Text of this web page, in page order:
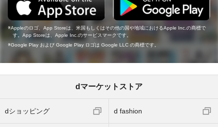
Appleのロゴ、App Storeは、米国もしくはその他の国や地域におけるApple Inc.の商標で
す。App Storeは、Apple Inc.のサービスマークです。
Google Play および Google Play ロゴは Google LLC の商標です。
dマーケットストア
dショッピング d fashion